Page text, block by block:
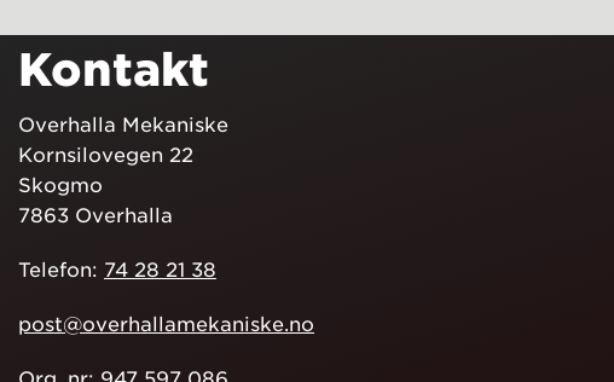
Kontakt
Overhalla Mekaniske
Kornsilovegen 22
Skogmo
7863 Overhalla
Telefon: 74 28 21 38
post@overhallamekaniske.no